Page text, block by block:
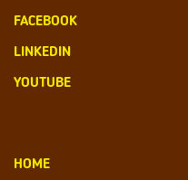
FACEBOOK
LINKEDIN
YOUTUBE
HOME